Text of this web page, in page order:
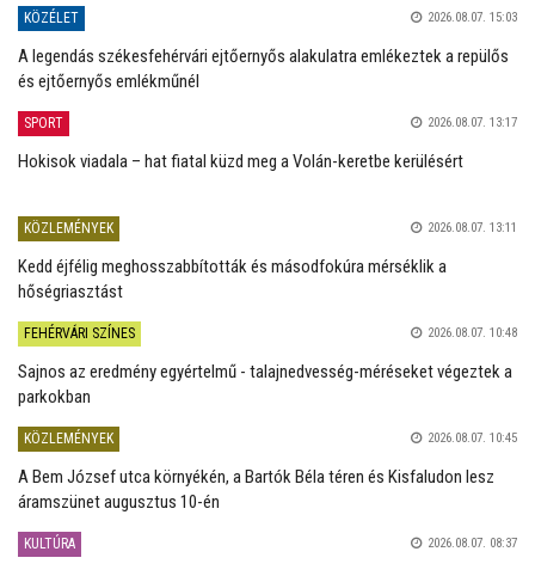
KÖZÉLET 2026.08.07. 15:03
A legendás székesfehérvári ejtőernyős alakulatra emlékeztek a repülős
és ejtőernyős emlékműnél
SPORT 2026.08.07. 13:17
Hokisok viadala – hat fiatal küzd meg a Volán-keretbe kerülésért
KÖZLEMÉNYEK 2026.08.07. 13:11
Kedd éjfélig meghosszabbították és másodfokúra mérséklik a
hőségriasztást
FEHÉRVÁRI SZÍNES 2026.08.07. 10:48
Sajnos az eredmény egyértelmű - talajnedvesség-méréseket végeztek a
parkokban
KÖZLEMÉNYEK 2026.08.07. 10:45
A Bem József utca környékén, a Bartók Béla téren és Kisfaludon lesz
áramszünet augusztus 10-én
KULTÚRA 2026.08.07. 08:37